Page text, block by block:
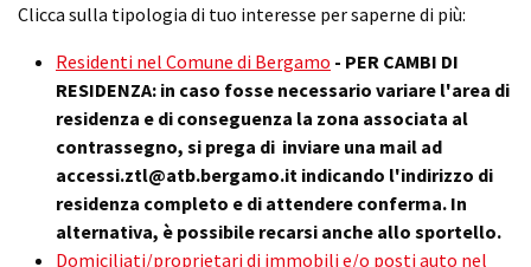
Clicca sulla tipologia di tuo interesse per saperne di più:
Residenti nel Comune di Bergamo - PER CAMBI DI
RESIDENZA: in caso fosse necessario variare l'area di
residenza e di conseguenza la zona associata al
contrassegno, si prega di inviare una mail ad
accessi.ztl@atb.bergamo.it indicando l'indirizzo di
residenza completo e di attendere conferma. In
alternativa, è possibile recarsi anche allo sportello.
Domiciliati/proprietari di immobili e/o posti auto nel